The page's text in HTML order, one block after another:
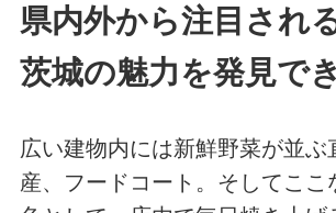
県内外から注目され
茨城の魅力を発見で
広い建物内には新鮮野菜が並ぶ
産、フードコート。そしてここ